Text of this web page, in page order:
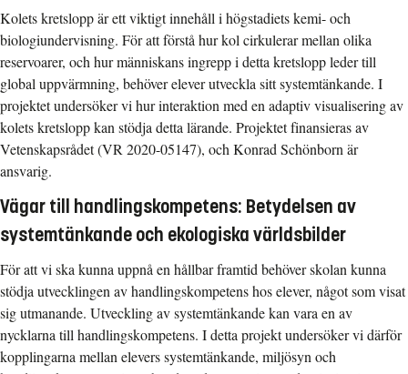
Kolets kretslopp är ett viktigt innehåll i högstadiets kemi- och
biologiundervisning. För att förstå hur kol cirkulerar mellan olika
reservoarer, och hur människans ingrepp i detta kretslopp leder till
global uppvärmning, behöver elever utveckla sitt systemtänkande. I
projektet undersöker vi hur interaktion med en adaptiv visualisering av
kolets kretslopp kan stödja detta lärande. Projektet finansieras av
Vetenskapsrådet (VR 2020-05147), och Konrad Schönborn är
ansvarig.
Vägar till handlingskompetens: Betydelsen av
systemtänkande och ekologiska världsbilder
För att vi ska kunna uppnå en hållbar framtid behöver skolan kunna
stödja utvecklingen av handlingskompetens hos elever, något som visat
sig utmanande. Utveckling av systemtänkande kan vara en av
nycklarna till handlingskompetens. I detta projekt undersöker vi därför
kopplingarna mellan elevers systemtänkande, miljösyn och